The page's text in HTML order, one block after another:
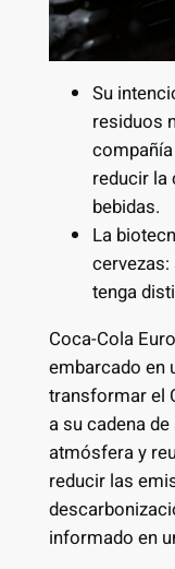
Su
residuos
reducir la
bebidas.
La
tenga
Coca-Cola
embarcado en
transformar el
a su cadena
atmósfera y
reducir las
informado en